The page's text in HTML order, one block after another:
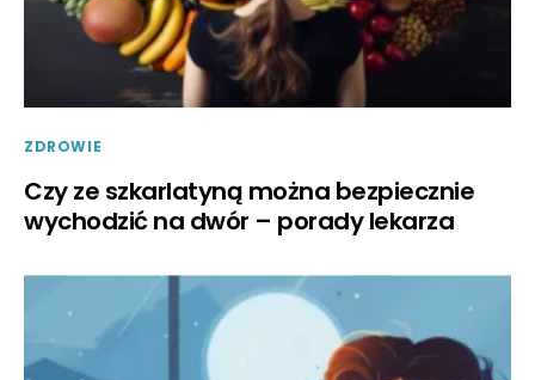
ZDROWIE
Czy ze szkarlatyną można bezpiecznie
wychodzić na dwór – porady lekarza